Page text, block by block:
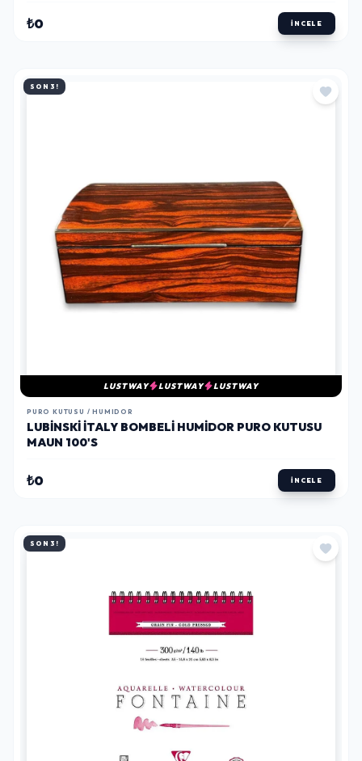
₺0 İNCELE
SON 3!
LUSTWAY LUSTWAY LUSTWAY
PURO KUTUSU / HUMIDOR
LUBINSKI İTALY BOMBELI HUMIDOR PURO KUTUSU
MAUN 100'S
₺0 İNCELE
SON 3!